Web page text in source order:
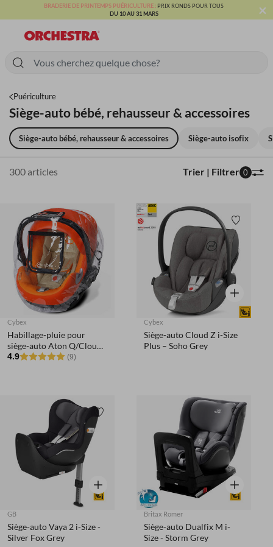
BRADERIE DE PRINTEMPS PUÉRICULTURE :PRIX RONDS POUR TOUS
DU 10 AU 31 MARS
×
Puériculture
Siège-auto bébé, rehausseur & accessoires
Siège-auto bébé, rehausseur & accessoires Siège-auto isofix
300 articles Trier | Filtrer 0
Cybex
Habillage-pluie pour
siège-auto Aton Q/Cloud
Q
4.9 (9)
Liste de
Aperçu
Cybex
Siège-auto Cloud Z i-Size
Plus – Soho Grey
Liste de souhaits
Aperçu rapide
GB
Siège-auto Vaya 2 i-Size -
Silver Fox Grey
Liste de
Aperçu
Britax Romer
Siège-auto Dualfix M i-
Size - Storm Grey